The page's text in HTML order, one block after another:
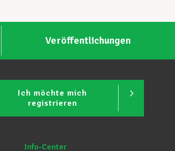
Veröffentlichungen
Ich möchte mich
registrieren
Info-Center